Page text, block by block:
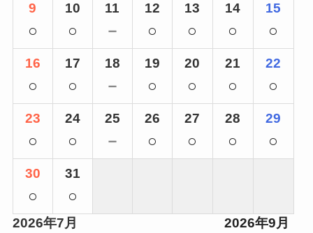
9
○
10
○
11
－
12
○
13
○
14
○
15
○
16
○
17
○
18
－
19
○
20
○
21
○
22
○
23
○
24
○
25
－
26
○
27
○
28
○
29
○
30
○
31
○
2026年7月 2026年9月